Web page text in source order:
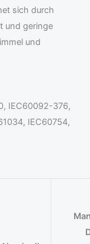
sich durch
und geringe
und
IEC60092-376,
IEC60754,